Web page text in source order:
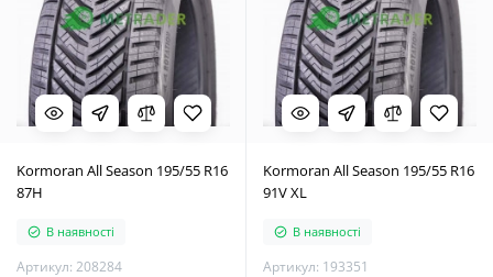
Kormoran All Season 195/55 R16
87H
В наявності
Артикул: 208284
Kormoran All Season 195/55 R16
91V XL
В наявності
Артикул: 193351